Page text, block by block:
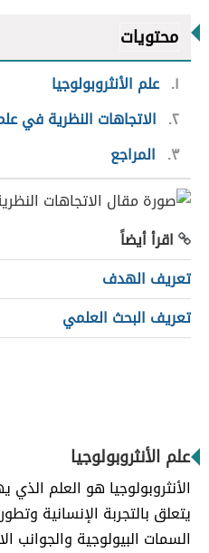
محتويات
١ علم الأنثروبولوجيا
٢ الاتجاهات النظرية في
٣
المراجع
اقرأ أيضاً
تعريف الهدف
تعريف البحث العلمي
علم الأنثروبولوجيا
الأنثروبولوجيا هو العلم
يتعلق بالتجربة الإنسانية
السمات البيولوجية والجوانب